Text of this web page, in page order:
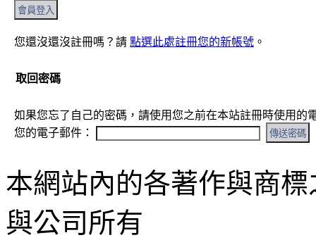
您還沒還沒註冊嗎？請 點選此處註冊您的新帳號 。
取回密碼
如果您忘了自己的密碼，請使用您之前在本站註冊時使用的
您的電子郵件：
本網站內的各著作與商
與公司所有